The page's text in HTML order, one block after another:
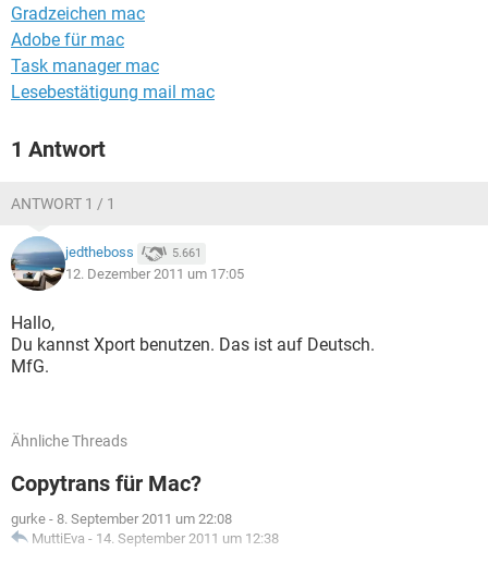
Gradzeichen mac
Adobe für mac
Task manager mac
Lesebestätigung mail mac
1 Antwort
ANTWORT 1 / 1
jedtheboss 5.661
12. Dezember 2011 um 17:05
Hallo,
Du kannst Xport benutzen. Das ist auf Deutsch.
MfG.
Ähnliche Threads
Copytrans für Mac?
gurke - 8. September 2011 um 22:08
MuttiEva - 14. September 2011 um 12:38